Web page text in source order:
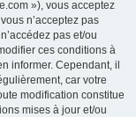
»), vous acceptez
n’acceptez pas
pas et/ou
ces conditions à
informer. Cependant, il
car votre
modification constitue
mises à jour et/ou